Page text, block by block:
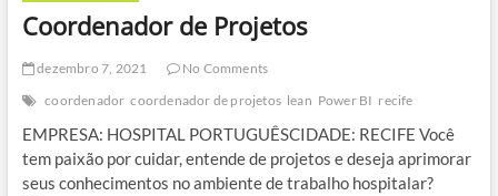
Coordenador de Projetos
dezembro 7, 2021
No Comments
coordenador coordenador de projetos lean Power BI recife
EMPRESA: HOSPITAL PORTUGUÊSCIDADE: RECIFE Você
tem paixão por cuidar, entende de projetos e deseja aprimorar
seus conhecimentos no ambiente de trabalho hospitalar?